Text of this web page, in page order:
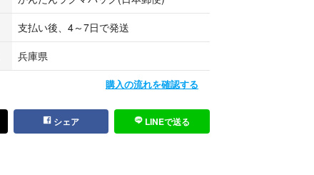
支払い後、4～7日で発送
兵庫県
購入の流れを確認する
シェア LINEで送る